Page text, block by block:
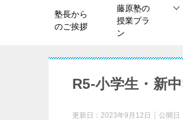
塾長から
のご挨拶
藤原塾の
授業プラ
ン
R5-小学生・新
更新日： 2023年9月12日 公開日